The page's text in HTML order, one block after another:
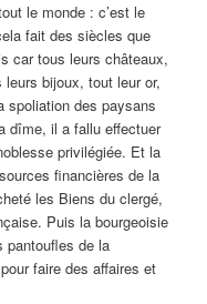
le monde : c’est le
fait des siècles que
car tous leurs châteaux,
bijoux, tout leur or,
spoliation des paysans
dîme, il a fallu effectuer
privilégiée. Et la
financières de la
les Biens du clergé,
Puis la bourgeoisie
pantoufles de la
faire des affaires et